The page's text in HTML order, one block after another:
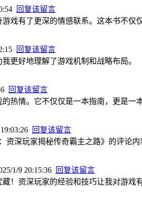
回复该留言
戏有了更深的情感联系。这本书不仅
回复该留言
更好地理解了游戏机制和战略布局。
回复该留言
热情。它不仅仅是一本指南，更是一
回复该留言
资深玩家揭秘传奇霸主之路》的评论内
1/9 20:15:36 回复该留言
！资深玩家的经验和技巧让我对游戏